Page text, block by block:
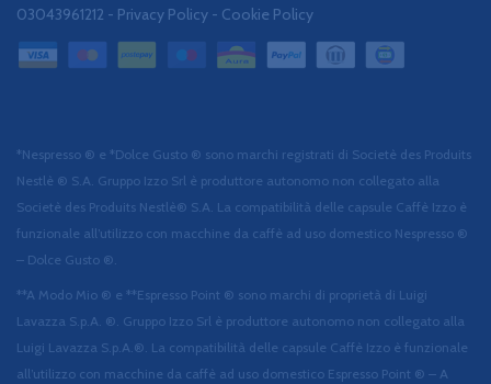
03043961212 - Privacy Policy - Cookie Policy
*Nespresso ® e *Dolce Gusto ® sono marchi registrati di Societè des Produits
Nestlè ® S.A. Gruppo Izzo Srl è produttore autonomo non collegato alla
Societè des Produits Nestlè® S.A. La compatibilità delle capsule Caffè Izzo è
funzionale all’utilizzo con macchine da caffè ad uso domestico Nespresso ®
– Dolce Gusto ®.
**A Modo Mio ® e **Espresso Point ® sono marchi di proprietà di Luigi
Lavazza S.p.A. ®. Gruppo Izzo Srl è produttore autonomo non collegato alla
Luigi Lavazza S.p.A.®. La compatibilità delle capsule Caffè Izzo è funzionale
all’utilizzo con macchine da caffè ad uso domestico Espresso Point ® – A